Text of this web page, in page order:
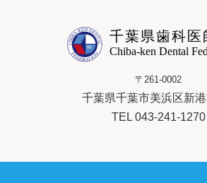
千葉県歯科医
Chiba-ken Dental
〒261-0002
千葉県千葉市美浜区新
TEL 043-241-1270